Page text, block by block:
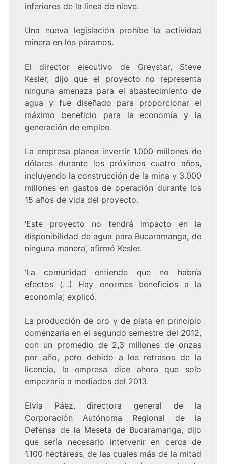
inferiores de la línea de nieve.
Una nueva legislación prohíbe la actividad
minera en los páramos.
El director ejecutivo de Greystar, Steve
Kesler, dijo que el proyecto no representa
ninguna amenaza para el abastecimiento de
agua y fue diseñado para proporcionar el
máximo beneficio para la economía y la
generación de empleo.
La empresa planea invertir 1.000 millones de
dólares durante los próximos cuatro años,
incluyendo la construcción de la mina y 3.000
millones en gastos de operación durante los
15 años de vida del proyecto.
‘Este proyecto no tendrá impacto en la
disponibilidad de agua para Bucaramanga, de
ninguna manera’, afirmó Kesler.
‘La comunidad entiende que no habría
efectos (…) Hay enormes beneficios a la
economía’, explicó.
La producción de oro y de plata en principio
comenzaría en el segundo semestre del 2012,
con un promedio de 2,3 millones de onzas
por año, pero debido a los retrasos de la
licencia, la empresa dice ahora que solo
empezaría a mediados del 2013.
Elvia Páez, directora general de la
Corporación Autónoma Regional de la
Defensa de la Meseta de Bucaramanga, dijo
que sería necesario intervenir en cerca de
1.100 hectáreas, de las cuales más de la mitad